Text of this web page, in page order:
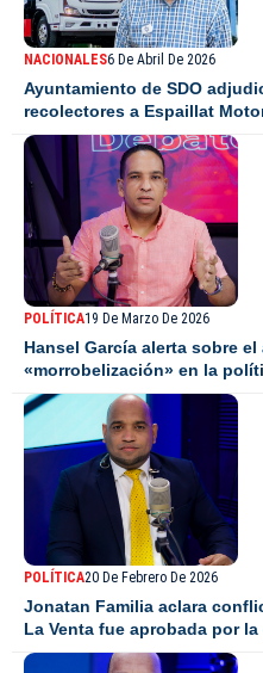
NACIONALES6 De Abril De 2026
Ayuntamiento de SDO
recolectores a Espaillat
POLÍTICA19 De Marzo De 2026
Hansel García alerta sobre el
«morrobelización» en la
POLÍTICA20 De Febrero De 2026
Jonatan Familia aclara
La Venta fue aprobada por